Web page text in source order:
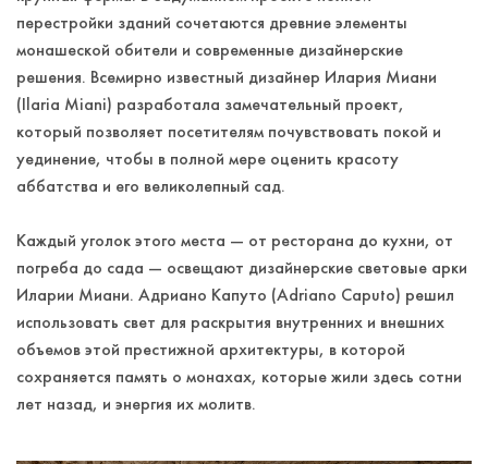
перестройки зданий сочетаются древние элементы
монашеской обители и современные дизайнерские
решения. Всемирно известный дизайнер Илария Миани
(Ilaria Miani) разработала замечательный проект,
который позволяет посетителям почувствовать покой и
уединение, чтобы в полной мере оценить красоту
аббатства и его великолепный сад.
Каждый уголок этого места — от ресторана до кухни, от
погреба до сада — освещают дизайнерские световые арки
Иларии Миани. Адриано Капуто (Adriano Caputo) решил
использовать свет для раскрытия внутренних и внешних
объемов этой престижной архитектуры, в которой
сохраняется память о монахах, которые жили здесь сотни
лет назад, и энергия их молитв.